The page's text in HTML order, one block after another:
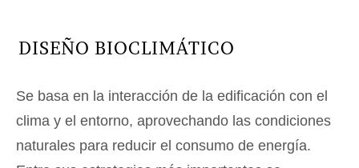
DISEÑO BIOCLIMÁTICO
Se basa en la interacción de la edificación con el
clima y el entorno, aprovechando las condiciones
naturales para reducir el consumo de energía.